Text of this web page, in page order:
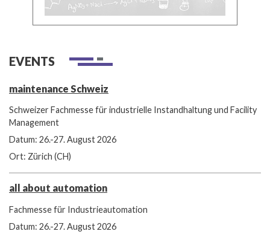
EVENTS
maintenance Schweiz
Schweizer Fachmesse für industrielle Instandhaltung und Facility
Management
Datum: 26.-27. August 2026
Ort: Zürich (CH)
all about automation
Fachmesse für Industrieautomation
Datum: 26.-27. August 2026